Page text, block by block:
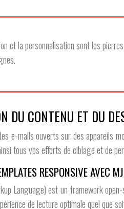
et la personnalisation sont les
DU CONTENU ET DU
e-mails ouverts sur des appareils
tous vos efforts de ciblage et de
RESPONSIVE AVEC
Language) est un framework
de lecture optimale quel que